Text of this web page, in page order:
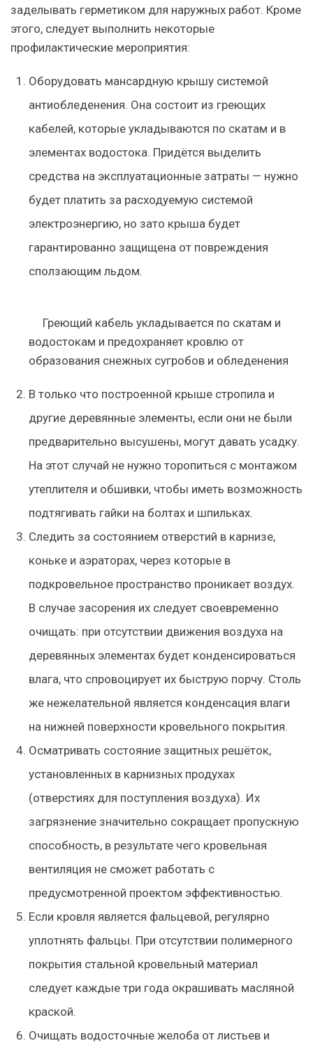
заделывать герметиком для наружных работ. Кроме
этого, следует выполнить некоторые
профилактические мероприятия:
Оборудовать мансардную крышу системой
антиобледенения. Она состоит из греющих
кабелей, которые укладываются по скатам и в
элементах водостока. Придётся выделить
средства на эксплуатационные затраты — нужно
будет платить за расходуемую системой
электроэнергию, но зато крыша будет
гарантированно защищена от повреждения
сползающим льдом.
Греющий кабель укладывается по скатам и
водостокам и предохраняет кровлю от
образования снежных сугробов и обледенения
В только что построенной крыше стропила и
другие деревянные элементы, если они не были
предварительно высушены, могут давать усадку.
На этот случай не нужно торопиться с монтажом
утеплителя и обшивки, чтобы иметь возможность
подтягивать гайки на болтах и шпильках.
Следить за состоянием отверстий в карнизе,
коньке и аэраторах, через которые в
подкровельное пространство проникает воздух.
В случае засорения их следует своевременно
очищать: при отсутствии движения воздуха на
деревянных элементах будет конденсироваться
влага, что спровоцирует их быструю порчу. Столь
же нежелательной является конденсация влаги
на нижней поверхности кровельного покрытия.
Осматривать состояние защитных решёток,
установленных в карнизных продухах
(отверстиях для поступления воздуха). Их
загрязнение значительно сокращает пропускную
способность, в результате чего кровельная
вентиляция не сможет работать с
предусмотренной проектом эффективностью.
Если кровля является фальцевой, регулярно
уплотнять фальцы. При отсутствии полимерного
покрытия стальной кровельный материал
следует каждые три года окрашивать масляной
краской.
Очищать водосточные желоба от листьев и